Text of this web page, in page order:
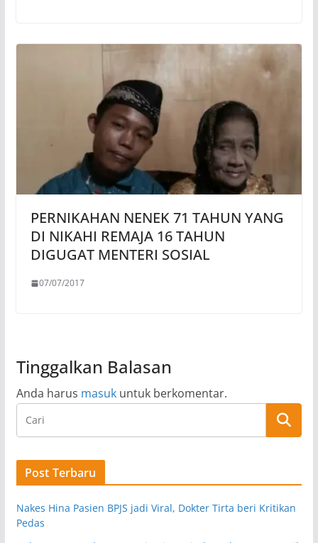
PERNIKAHAN NENEK 71 TAHUN YANG
DI NIKAHI REMAJA 16 TAHUN
DIGUGAT MENTERI SOSIAL
07/07/2017
Tinggalkan Balasan
Anda harus masukuntuk berkomentar.
Post Terbaru
Nakes Hina Pasien BPJS jadi Viral, Dokter Tirta beri Kritikan
Pedas